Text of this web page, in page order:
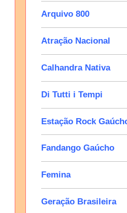
Arquivo 800
Atração Nacional
Calhandra Nativa
Di Tutti i Tempi
Estação Rock
Fandango Gaúcho
Femina
Geração Brasileira